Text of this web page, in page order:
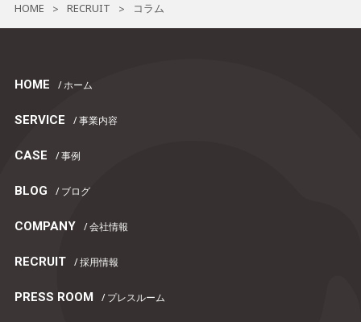
HOME > RECRUIT > コラム
HOME / ホーム
SERVICE / 事業内容
CASE / 事例
BLOG / ブログ
COMPANY / 会社情報
RECRUIT / 採用情報
PRESS ROOM / プレスルーム